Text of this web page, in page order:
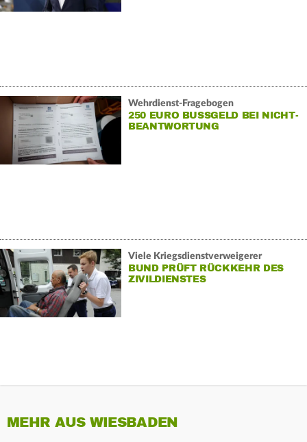
Wehrdienst-Fragebogen
250 EURO BUSSGELD BEI NICHT-B
EANTWORTUNG
Viele Kriegsdienstverweigerer
BUND PRÜFT RÜCKKEHR DES
ZIVILDIENSTES
MEHR AUS WIESBADEN